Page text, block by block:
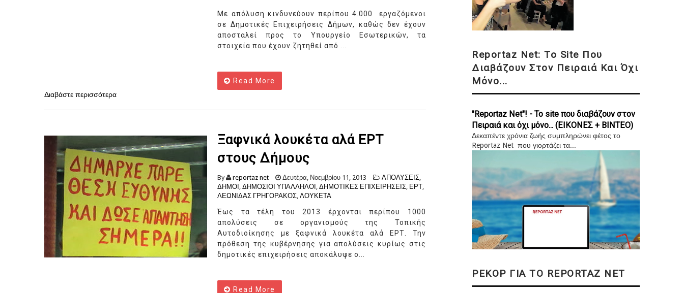
Με απόλυση κινδυνεύουν περίπου 4.000 εργαζόμενοι
σε Δημοτικές Επιχειρήσεις Δήμων, καθώς δεν έχουν
αποσταλεί προς το Υπουργείο Εσωτερικών, τα
στοιχεία που έχουν ζητηθεί από ...
Read More
Διαβάστε περισσότερα
Ξαφνικά λουκέτα αλά ΕΡΤ
στους Δήμους
By reportaz net Δευτέρα, Νοεμβρίου 11, 2013 ΑΠΟΛΥΣΕΙΣ,
ΔΗΜΟΙ , ΔΗΜΟΣΙΟΙ ΥΠΑΛΛΗΛΟΙ , ΔΗΜΟΤΙΚΕΣ ΕΠΙΧΕΙΡΗΣΕΙΣ, ΕΡΤ,
ΛΕΩΝΙΔΑΣ ΓΡΗΓΟΡΑΚΟΣ, ΛΟΥΚΕΤΑ
Έως τα τέλη του 2013 έρχονται περίπου 1000
απολύσεις σε οργανισμούς της Τοπικής
Αυτοδιοίκησης με ξαφνικά λουκέτα αλά ΕΡΤ. Την
πρόθεση της κυβέρνησης για απολύσεις κυρίως στις
δημοτικές επιχειρήσεις αποκάλυψε ο...
Read More
Reportaz Net: Το Site Που
Διαβάζουν Στον Πειραιά Και Όχι
Μόνο...
"Reportaz Net"! - Το site που διαβάζουν στον
Πειραιά και όχι μόνο... (ΕΙΚΟΝΕΣ + ΒΙΝΤΕΟ)
Δεκαπέντε χρόνια ζωής συμπληρώνει φέτος το
Reportaz Net που γιορτάζει τα...
ΡΕΚΟΡ ΓΙΑ ΤΟ REPORTAZ NET